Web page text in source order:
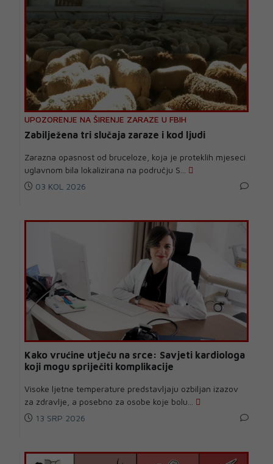
UPOZORENJE NA ŠIRENJE ZARAZE U FBIH
Zabilježena tri slučaja zaraze i kod ljudi
Zarazna opasnost od bruceloze, koja je proteklih mjeseci
uglavnom bila lokalizirana na području S...
03 KOL 2026
Kako vrućine utječu na srce: Savjeti kardiologa
koji mogu spriječiti komplikacije
Visoke ljetne temperature predstavljaju ozbiljan izazov
za zdravlje, a posebno za osobe koje bolu...
13 SRP 2026